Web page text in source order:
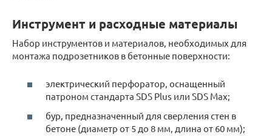
Инструмент и расходные материалы
Набор инструментов и материалов, необходимых для
монтажа подрозетников в бетонные поверхности:
электрический перфоратор, оснащенный
патроном стандарта SDS Plus или SDS Max;
бур, предназначенный для сверления стен в
бетоне (диаметр от 5 до 8 мм, длина от 60 мм);